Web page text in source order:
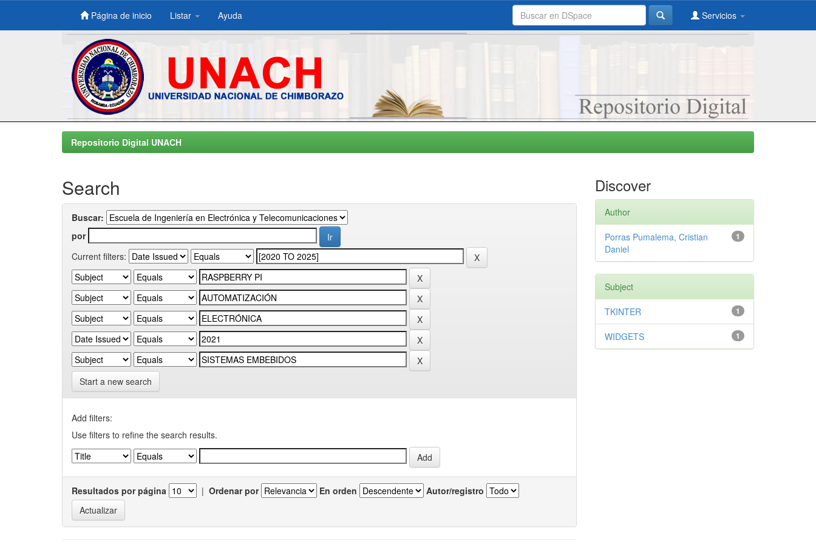
Skip
Página de inicio Listar Ayuda Servicios
Repositorio Digital UNACH
Search
Buscar:
por
Current filters:
Start a new search
Add filters:
Use filters to refine the search results.
Resultados por página | Ordenar por En orden Autor/registro
Discover
Author
1
Porras Pumalema, Cristian
Daniel
Subject
1
TKINTER
1
WIDGETS